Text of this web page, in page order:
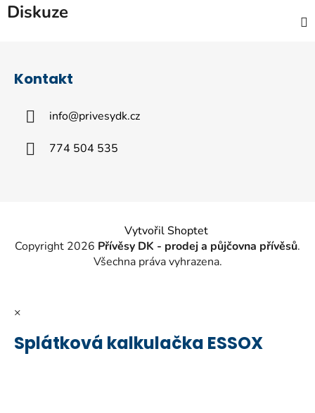
Diskuze
Kontakt
info@privesydk.cz
774 504 535
Vytvořil Shoptet
Copyright 2026 Přívěsy DK - prodej a půjčovna přívěsů.
Všechna práva vyhrazena.
×
Splátková kalkulačka ESSOX